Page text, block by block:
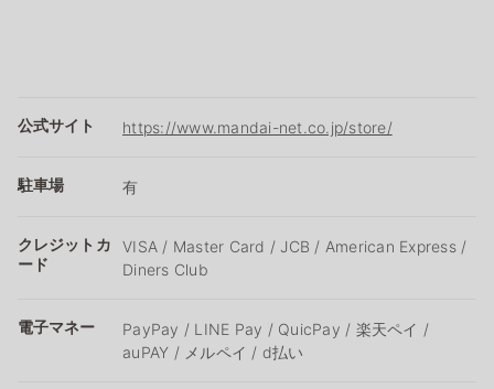
公式サイト https://www.mandai-net.co.jp/store/
駐車場 有
クレジットカ
ード
VISA / Master Card / JCB / American Express /
Diners Club
電子マネー
PayPay / LINE Pay / QuicPay / 楽天ペイ /
auPAY / メルペイ / d払い